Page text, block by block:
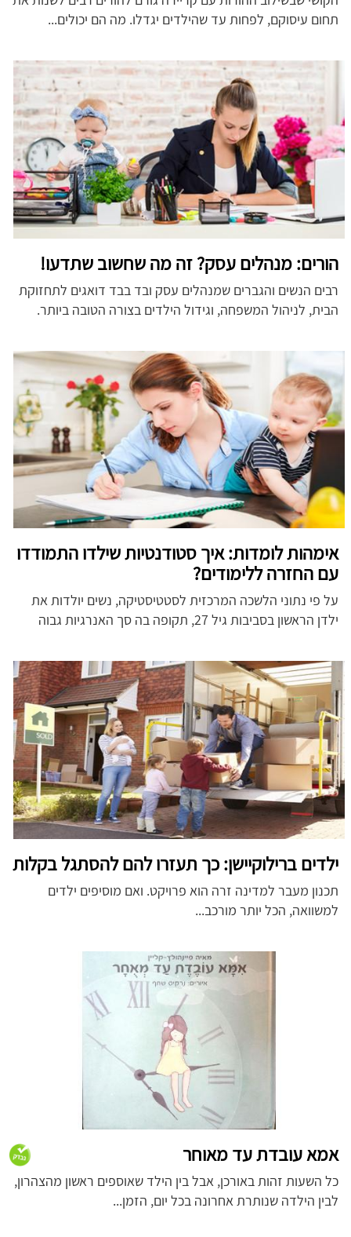
תחום עיסוקם, לפחות עד שהילדים יגדלו. מה הם יכולים...
הורים: מנהלים עסק? זה מה שחשוב שתדעו!
רבים הנשים והגברים שמנהלים עסק ובד בבד דואגים לתחזוקת
הבית, לניהול המשפחה, וגידול הילדים בצורה הטובה ביותר.
אימהות לומדות: איך סטודנטיות שילדו התמודדו
עם החזרה ללימודים?
על פי נתוני הלשכה המרכזית לסטטיסטיקה, נשים יולדות את
ילדן הראשון בסביבות גיל 27, תקופה בה סך האנרגיות גבוה
ילדים ברילוקיישן: כך תעזרו להם להסתגל בקלות
תכנון מעבר למדינה זרה הוא פרויקט. ואם מוסיפים ילדים
למשוואה, הכל יותר מורכב...
אמא עובדת עד מאוחר
כל השעות זהות באורכן, אבל בין הילד שאוספים ראשון מהצהרון,
לבין הילדה שנותרת אחרונה בכל יום, הזמן...